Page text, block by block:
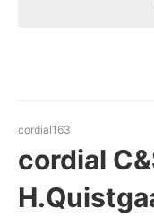
cordial163
cordial